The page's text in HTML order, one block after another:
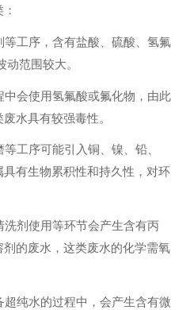
工序，含有盐酸、硫酸、氢氟
范围较大。
会使用氢氟酸或氟化物，由此
水具有较强毒性。
工序可能引入铜、镍、铅、
有生物累积性和持久性，对环
剂使用等环节会产生含有丙
的废水，这类废水的化学需氧
纯水的过程中，会产生含有微